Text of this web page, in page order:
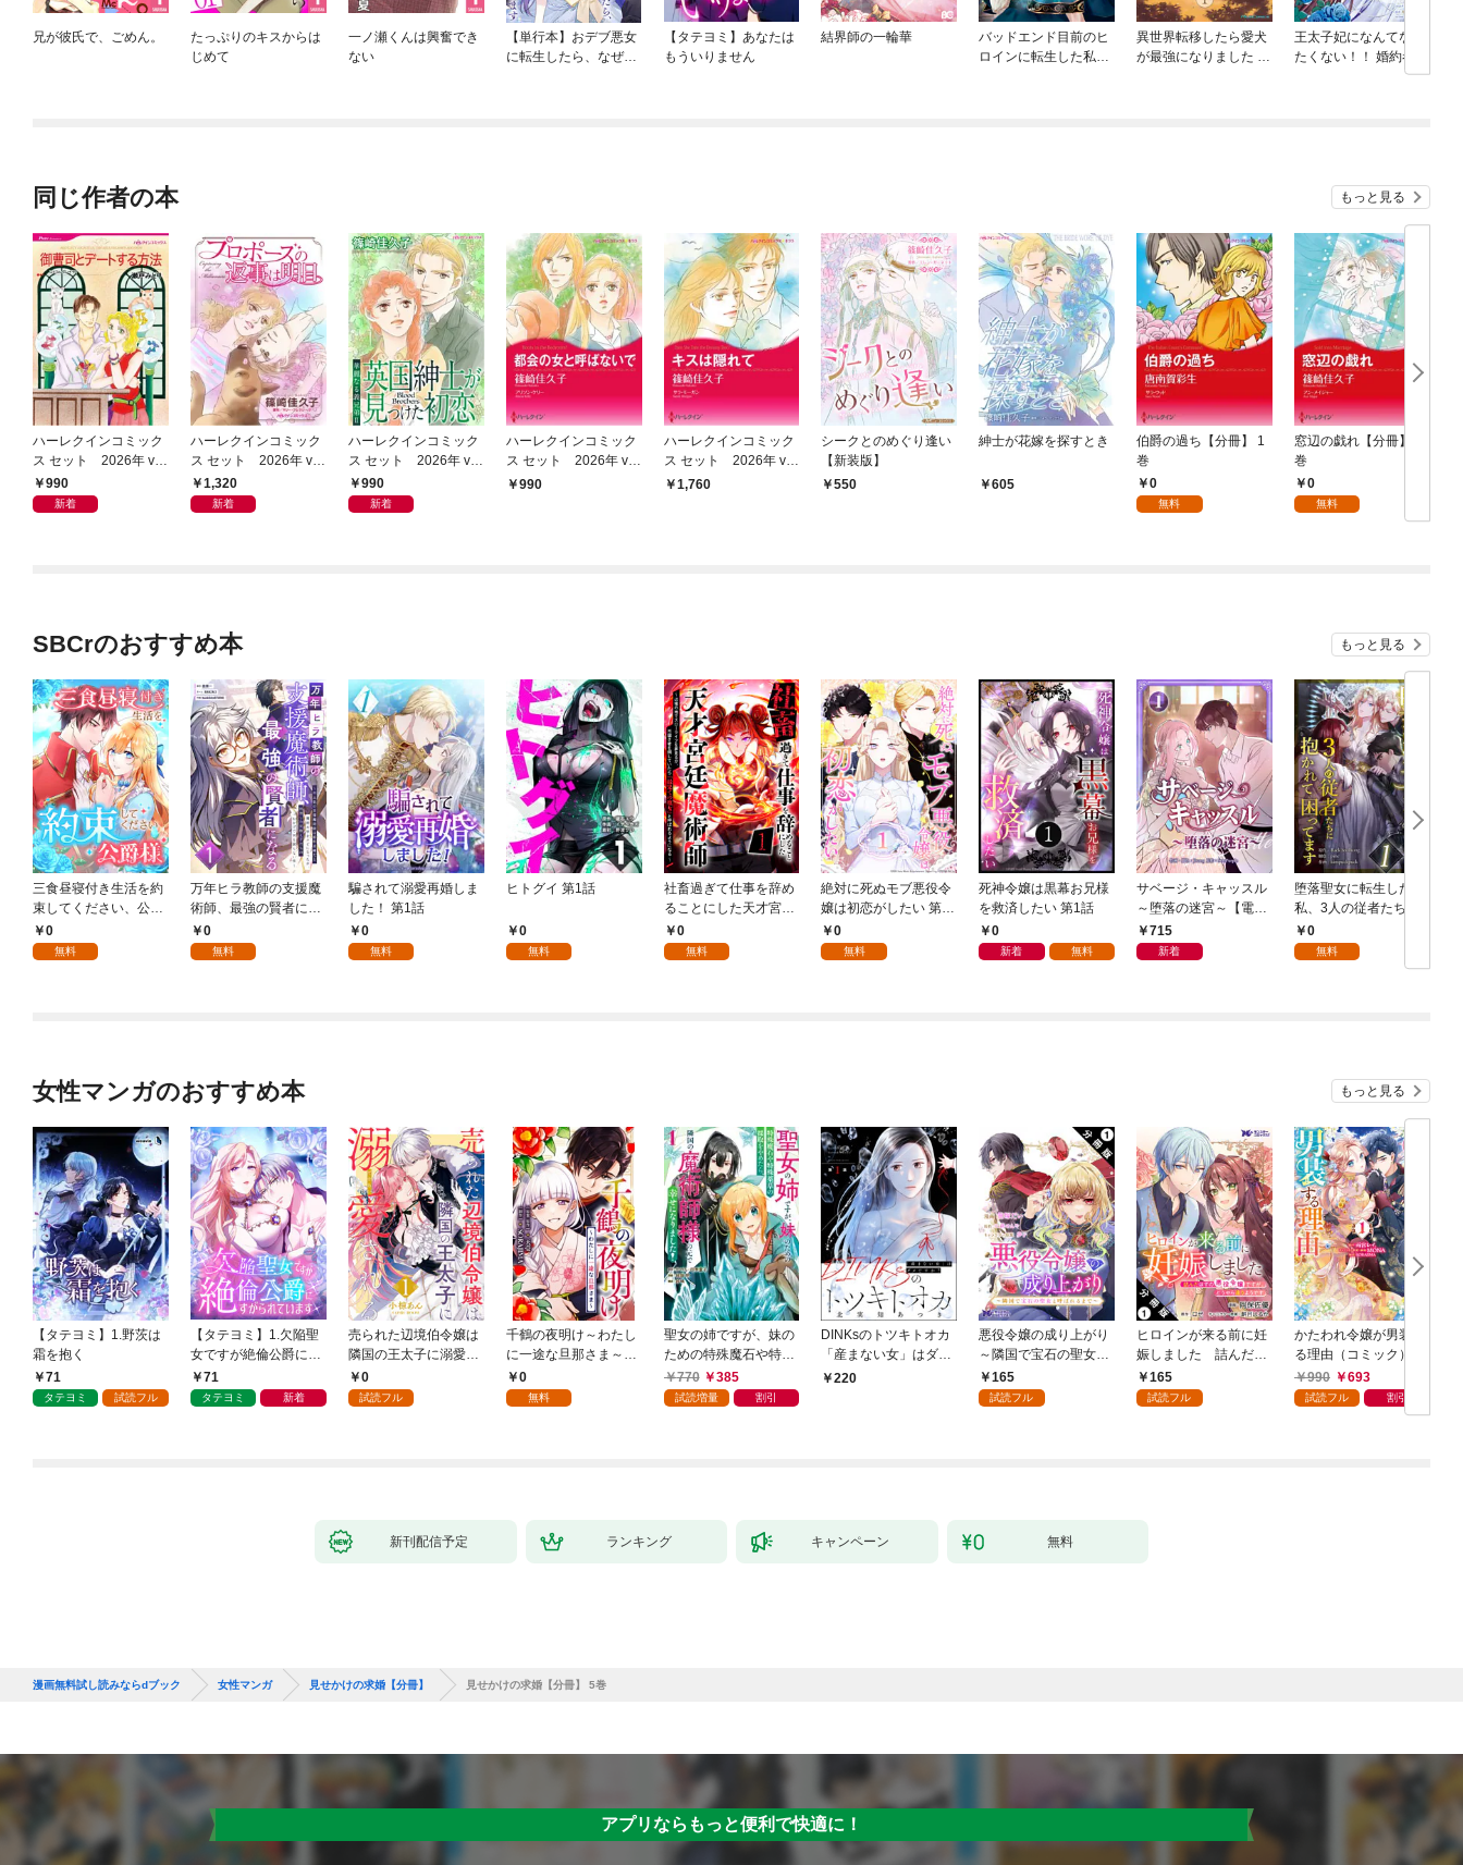
兄が彼氏で、ごめん。
たっぷりのキスからは
じめて
一ノ瀬くんは興奮でき
ない
【単行本】おデブ悪女
に転生したら、なぜか
【タテヨミ】あなたは
もういりません
結界師の一輪華
バッドエンド目前のヒ
ロインに転生した私、
異世界転移したら愛犬
が最強になりました ～
王太子妃になんてなり
たくない！！ 婚約者編
同じ作者の本 もっと見る
ハーレクインコミック
ス セット 2026年 vo
l.955
990
新着
ハーレクインコミック
ス セット 2026年 vo
l.1004
1,320
新着
ハーレクインコミック
ス セット 2026年 vo
l.932
990
新着
ハーレクインコミック
ス セット 2026年 vo
l.793
990
ハーレクインコミック
ス セット 2026年 vo
l.914
1,760
シークとのめぐり逢い
【新装版】
550
紳士が花嫁を探すとき
605
伯爵の過ち【分冊】 1
巻
0
無料
窓辺の戯れ【分冊】 1
巻
0
無料
SBCrのおすすめ本 もっと見る
三食昼寝付き生活を約
束してください、公爵
様 1話
0
無料
万年ヒラ教師の支援魔
術師、最強の賢者にな
る～不人気の支援魔術
師は給料泥棒だと魔術
0
無料
騙されて溺愛再婚しま
した！ 第1話
0
無料
ヒトグイ 第1話
0
無料
社畜過ぎて仕事を辞め
ることにした天才宮廷
魔術師～辺境の地でス
ローライフを夢見る
0
無料
絶対に死ぬモブ悪役令
嬢は初恋がしたい 第1
話0
無料
死神令嬢は黒幕お兄様
を救済したい 第1話
0
新着 無料
サベージ・キャッスル
～堕落の迷宮～【電子
単行本版】 第1巻
715
新着
堕落聖女に転生した
私、3人の従者たちに
抱かれて困ってます 第
1話
0
無料
女性マンガのおすすめ本 もっと見る
【タテヨミ】1.野茨は
霜を抱く
71
タテヨミ 試読フル
【タテヨミ】1.欠陥聖
女ですが絶倫公爵にす
がられています
71
タテヨミ 新着
売られた辺境伯令嬢は
隣国の王太子に溺愛さ
れる 1
0
試読フル
千鶴の夜明け～わたし
に一途な旦那さま～
【分冊版】 1話「北条
家の生贄（１）」
0
無料
聖女の姉ですが、妹の
ための特殊魔石や特殊
薬草の採取をやめた
ら、隣国の魔術師様の
770 385
試読増量 割引
DINKsのトツキトオカ
「産まない女」はダメ
ですか？（分冊版）
220
悪役令嬢の成り上がり
～隣国で宝石の聖女と
呼ばれるまで～（コミ
ック） 分冊版 1
165
試読フル
ヒロインが来る前に妊
娠しました 詰んだは
ずの悪役令嬢ですが、
どうやら違うようです
165
試読フル
かたわれ令嬢が男装す
る理由（コミック） 1
990
693
試読フル 割引
新刊配信予定 ランキング キャンペーン 無料
漫画無料試し読みならdブック 女性マンガ 見せかけの求婚【分冊】 見せかけの求婚【分冊】 5巻
アプリならもっと便利で快適に！